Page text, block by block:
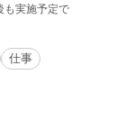
も実施予定で
仕事